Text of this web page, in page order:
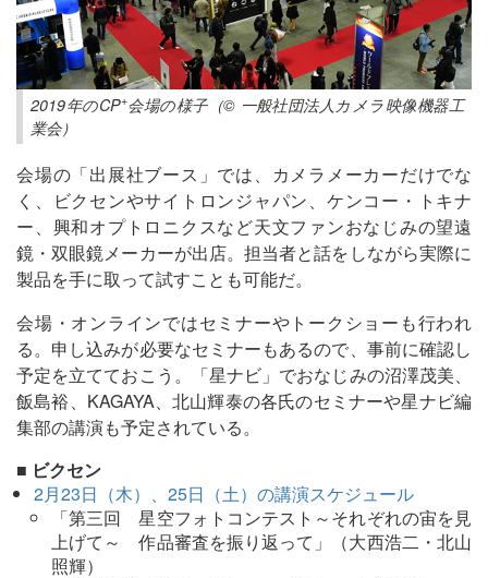
2019年のCP+会場の様子（© 一般社団法人カメラ映像機器工
業会）
会場の「出展社ブース」では、カメラメーカーだけでな
く、ビクセンやサイトロンジャパン、ケンコー・トキナ
ー、興和オプトロニクスなど天文ファンおなじみの望遠
鏡・双眼鏡メーカーが出店。担当者と話をしながら実際に
製品を手に取って試すことも可能だ。
会場・オンラインではセミナーやトークショーも行われ
る。申し込みが必要なセミナーもあるので、事前に確認し
予定を立てておこう。「星ナビ」でおなじみの沼澤茂美、
飯島裕、KAGAYA、北山輝泰の各氏のセミナーや星ナビ編
集部の講演も予定されている。
■ ビクセン
2月23日（木）、25日（土）の講演スケジュール
「第三回 星空フォトコンテスト～それぞれの宙を見
上げて～ 作品審査を振り返って」（大西浩二・北山
照輝）